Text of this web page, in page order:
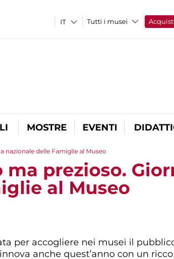
Tutti i musei
MOSTRE EVENTI
nazionale delle Famiglie al Museo
ma prezioso.
al Museo
per accogliere nei musei il
anche quest’anno con un